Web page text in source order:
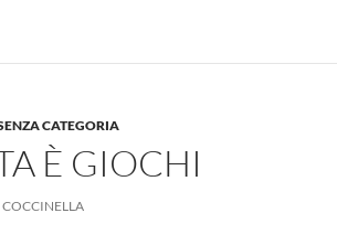
CATEGORIA
È GIOCHI
COCCINELLA